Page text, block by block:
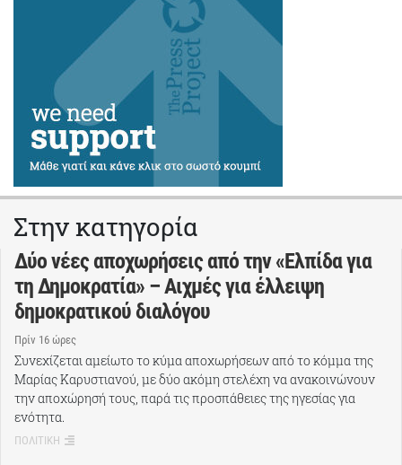
Στην κατηγορία
Δύο νέες αποχωρήσεις από την «Ελπίδα για
τη Δημοκρατία» – Αιχμές για έλλειψη
δημοκρατικού διαλόγου
Πρίν 16 ώρες
Συνεχίζεται αμείωτο το κύμα αποχωρήσεων από το κόμμα της
Μαρίας Καρυστιανού, με δύο ακόμη στελέχη να ανακοινώνουν
την αποχώρησή τους, παρά τις προσπάθειες της ηγεσίας για
ενότητα.
ΠΟΛΙΤΙΚΗ